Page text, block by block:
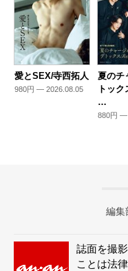
愛とSEX/寺西拓人
980円 — 2026.08.05
夏のチ
トッ
…
880円 —
編集
誌面を撮
ことは法